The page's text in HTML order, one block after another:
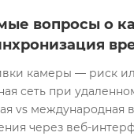
вопросы о
камеры — риск
сеть при
vs международная
через веб-